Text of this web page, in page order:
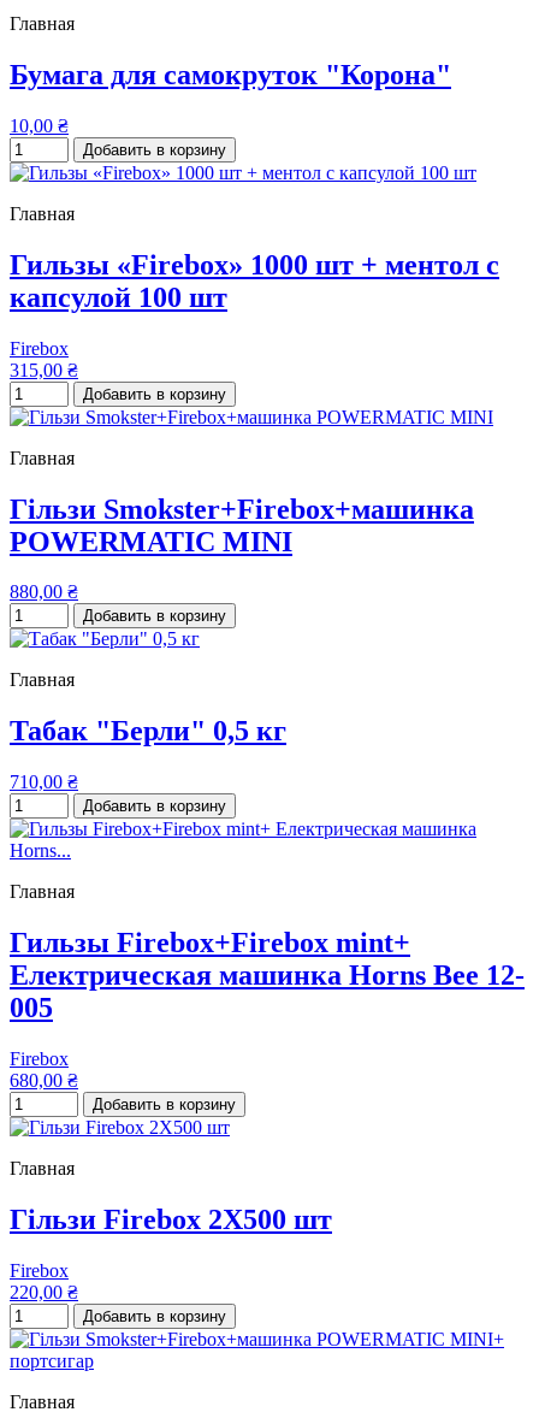
Главная
Бумага для самокруток "Корона"
10,00 ₴
Добавить в корзину
Главная
Гильзы «Firebox» 1000 шт + ментол с
капсулой 100 шт
Firebox
315,00 ₴
Добавить в корзину
Главная
Гільзи Smokster+Firebox+машинка
POWERMATIC MINI
880,00 ₴
Добавить в корзину
Главная
Табак "Берли" 0,5 кг
710,00 ₴
Добавить в корзину
Главная
Гильзы Firebox+Firebox mint+
Електрическая машинка Horns Bee 12-
005
Firebox
680,00 ₴
Добавить в корзину
Главная
Гільзи Firebox 2Х500 шт
Firebox
220,00 ₴
Добавить в корзину
Главная